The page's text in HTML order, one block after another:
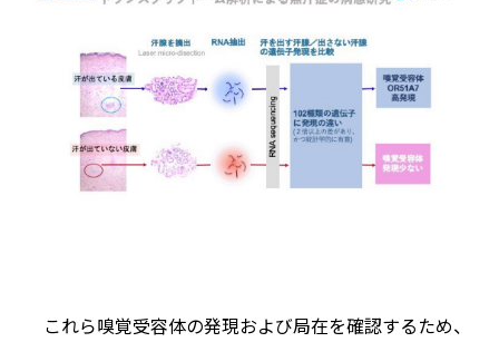
これら嗅覚受容体の発現および局在を確認するため、